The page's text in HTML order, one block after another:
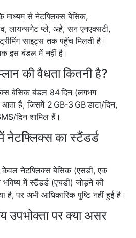
से नेटफ्लिक्स बेसिक,
लायन्सगेट प्ले, अहे, सन एनएक्सटी,
साइट्स तक पहुँच मिलती है।
इस बंडल में नहीं है।
की वैधता कितनी है?
बेसिक बंडल 84 दिन (लगभग
है, जिसमें 2 GB‑3 GB डाटा/दिन,
दिन शामिल हैं।
नेटफ्लिक्स का स्टैंडर्ड
केवल नेटफ्लिक्स बेसिक (एसडी, एक
में स्टैंडर्ड (एचडी) जोड़ने की
पर अभी आधिकारिक पुष्टि नहीं हुई है।
उपभोक्ता पर क्या असर